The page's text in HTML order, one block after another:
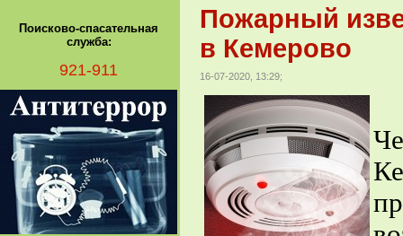
Пожарный
в Кемерово
16-07-2020, 13:29;
Поисково-спасательная
служба:
921-911